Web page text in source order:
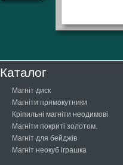
Каталог
Магніт диск
Магніти прямокутники
Кріпильні магніти неодимові
Магніти покриті золотом.
Магніт для бейджів
Магніт неокуб іграшка